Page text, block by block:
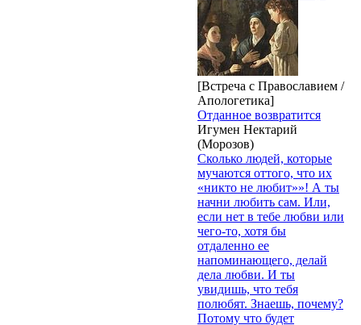
[Встреча с Православием /
Апологетика]
Отданное возвратится
Игумен Нектарий
(Морозов)
Сколько людей, которые
мучаются оттого, что их
«никто не любит»»! А ты
начни любить сам. Или,
если нет в тебе любви или
чего-то, хотя бы
отдаленно ее
напоминающего, делай
дела любви. И ты
увидишь, что тебя
полюбят. Знаешь, почему?
Потому что будет